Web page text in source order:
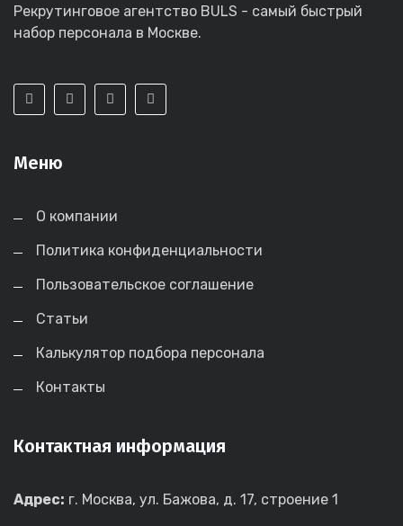
Рекрутинговое агентство BULS - самый быстрый
набор персонала в Москве.
Меню
О компании
Политика конфиденциальности
Пользовательское соглашение
Статьи
Калькулятор подбора персонала
Контакты
Контактная информация
Адрес: г. Москва, ул. Бажова, д. 17, строение 1